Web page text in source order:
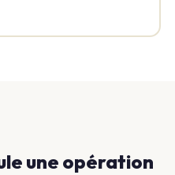
une opération